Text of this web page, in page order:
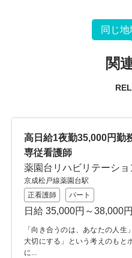
同じ地
関
高日給1夜勤35,000円勤
専従看護師
薬園台リハビリテーショ
京成松戸線薬園台駅
正看護師
パート
日給 35,000円～38,000円
「向き合うのは、あなたの人
大切にする」という考えのもと
に...